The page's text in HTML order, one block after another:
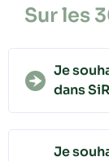
Sur les
Je
dans
Je